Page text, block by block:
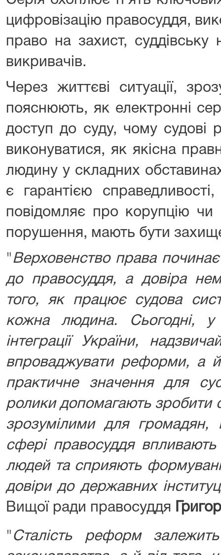
цифровізацію правосуддя,
право на захист, суддівську
викривачів.
Через життєві ситуації,
пояснюють, як електронні
доступ до суду, чому судові
виконуватися, як якісна
людину у складних
є гарантією
повідомляє про корупцію чи
порушення, мають бути
"Верховенство права
до правосуддя, а довіра
того, як працює судова
кожна людина. Сьогодні, у
інтеграції України,
впроваджувати реформи, а й
практичне значення для
ролики допомагають зробити
зрозумілими для громадян,
сфері правосуддя
людей та сприяють
довіри до державних
Вищої ради правосуддя
" Сталість реформ